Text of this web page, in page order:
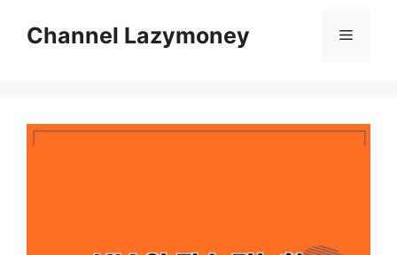
contentChannel Lazymoney Menu